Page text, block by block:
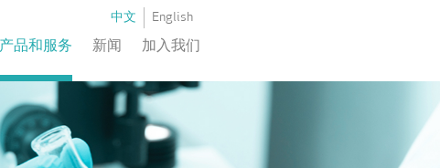
中文 English
产品和服务 新闻 加入我们